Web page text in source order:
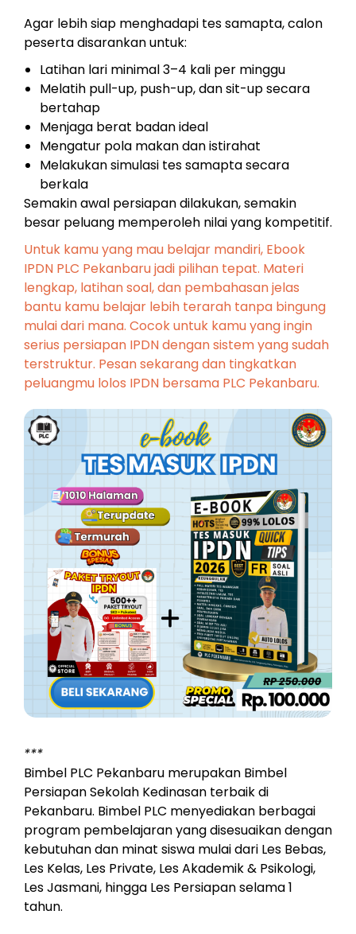
Agar lebih siap menghadapi tes samapta, calon
peserta disarankan untuk:
Latihan lari minimal 3–4 kali per minggu
Melatih pull-up, push-up, dan sit-up secara
bertahap
Menjaga berat badan ideal
Mengatur pola makan dan istirahat
Melakukan simulasi tes samapta secara
berkala
Semakin awal persiapan dilakukan, semakin
besar peluang memperoleh nilai yang kompetitif.
Untuk kamu yang mau belajar mandiri, Ebook
IPDN PLC Pekanbaru jadi pilihan tepat. Materi
lengkap, latihan soal, dan pembahasan jelas
bantu kamu belajar lebih terarah tanpa bingung
mulai dari mana. Cocok untuk kamu yang ingin
serius persiapan IPDN dengan sistem yang sudah
terstruktur. Pesan sekarang dan tingkatkan
peluangmu lolos IPDN bersama PLC Pekanbaru.
***
Bimbel PLC Pekanbaru merupakan Bimbel
Persiapan Sekolah Kedinasan terbaik di
Pekanbaru. Bimbel PLC menyediakan berbagai
program pembelajaran yang disesuaikan dengan
kebutuhan dan minat siswa mulai dari Les Bebas,
Les Kelas, Les Private, Les Akademik & Psikologi,
Les Jasmani, hingga Les Persiapan selama 1
tahun.